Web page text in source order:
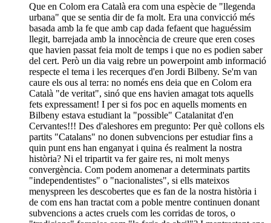
Que en Colom era Català era com una espècie de "llegenda
urbana" que se sentia dir de fa molt. Era una convicció més
basada amb la fe que amb cap dada fefaent que haguéssim
llegit, barrejada amb la innocència de creure que eren coses
que havien passat feia molt de temps i que no es podien saber
del cert. Però un dia vaig rebre un powerpoint amb informació
respecte el tema i les recerques d'en Jordi Bilbeny. Se'm van
caure els ous al terra: no només ens deia que en Colom era
Català "de veritat", sinó que ens havien amagat tots aquells
fets expressament! I per si fos poc en aquells moments en
Bilbeny estava estudiant la "possible" Catalanitat d'en
Cervantes!!! Des d'aleshores em pregunto: Per què collons els
partits "Catalans" no donen subvencions per estudiar fins a
quin punt ens han enganyat i quina és realment la nostra
història? Ni el tripartit va fer gaire res, ni molt menys
convergència. Com podem anomenar a determinats partits
"independentistes" o "nacionalistes", si ells mateixos
menyspreen les descobertes que es fan de la nostra història i
de com ens han tractat com a poble mentre continuen donant
subvencions a actes cruels com les corridas de toros, o